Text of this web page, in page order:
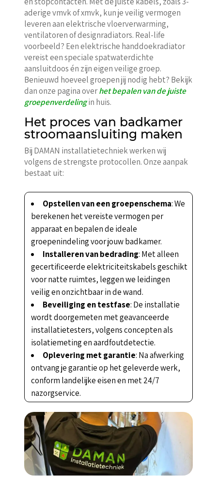
aderige vmvk of xmvk, kun je veilig vermogen
leveren aan elektrische vloerverwarming,
ventilatoren of designradiators. Real-life
voorbeeld? Een elektrische handdoekradiator
vereist een speciale spatwaterdichte
aansluitdoos én zijn eigen veilige groep.
Benieuwd hoeveel groepen jij nodig hebt? Bekijk
dan onze pagina overhet bepalen van de juiste
groepenverdelingin huis.
Het proces van badkamer
stroomaansluiting maken
Bij DAMAN installatietechniek werken wij
volgens de strengste protocollen. Onze aanpak
bestaat uit:
Opstellen van een groepenschema: We
berekenen het vereiste vermogen per
apparaat en bepalen de ideale
groepenindeling voor jouw badkamer.
Installeren van bedrading: Met alleen
gecertificeerde elektriciteitskabels geschikt
voor natte ruimtes, leggen we leidingen
veilig en onzichtbaar in de wand.
Beveiliging en testfase: De installatie
wordt doorgemeten met geavanceerde
installatietesters, volgens concepten als
isolatiemeting en aardfoutdetectie.
Oplevering met garantie: Na afwerking
ontvang je garantie op het geleverde werk,
conform landelijke eisen en met 24/7
nazorgservice.